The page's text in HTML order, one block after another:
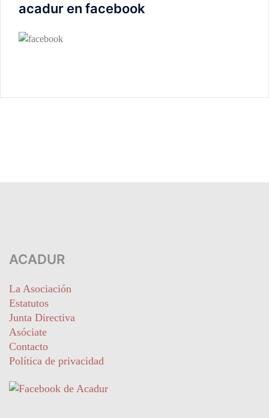
acadur en facebook
ACADUR
La Asociación
Estatutos
Junta Directiva
Asóciate
Contacto
Política de privacidad